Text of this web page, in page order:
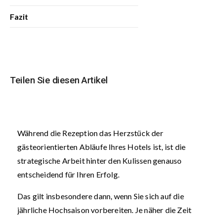
Fazit
Teilen Sie diesen Artikel
Während die Rezeption das Herzstück der
gästeorientierten Abläufe Ihres Hotels ist, ist die
strategische Arbeit hinter den Kulissen genauso
entscheidend für Ihren Erfolg.
Das gilt insbesondere dann, wenn Sie sich auf die
jährliche Hochsaison vorbereiten. Je näher die Zeit